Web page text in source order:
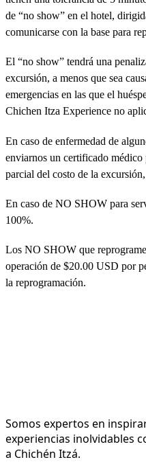
de “no show” en el hotel,
comunicarse con la base para
El “no show” tendrá una
excursión, a menos que sea
emergencias en las que el
Chichen Itza Experience no
En caso de enfermedad de
enviarnos un certificado
parcial del costo de la
En caso de NO SHOW para
100%.
Los NO SHOW que
operación de $20.00 USD por
la reprogramación.
Somos expertos en
experiencias inolvidables
a Chichén Itzá.